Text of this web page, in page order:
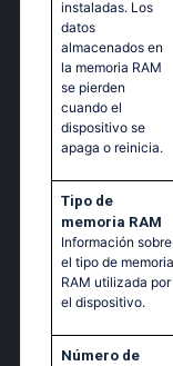
instaladas. Los
datos
almacenados en
la memoria RAM
se pierden
cuando el
dispositivo se
apaga o reinicia.
Tipo de
memoria RAM
Información sobre
el tipo de memoria
RAM utilizada por
el dispositivo.
Número de